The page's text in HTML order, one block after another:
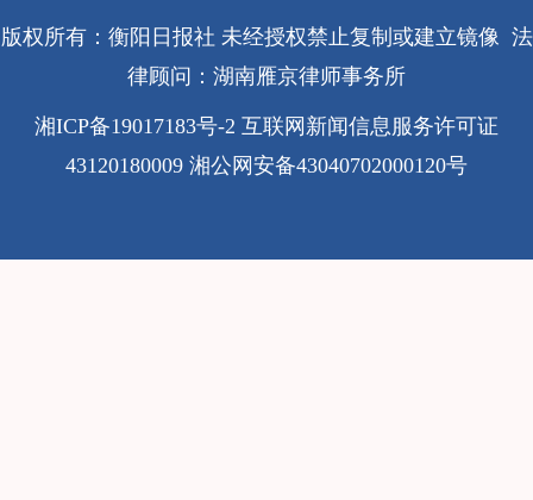
版权所有：衡阳日报社 未经授权禁止复制或建立镜像 法
律顾问：湖南雁京律师事务所
湘ICP备19017183号-2 互联网新闻信息服务许可证
43120180009 湘公网安备43040702000120号